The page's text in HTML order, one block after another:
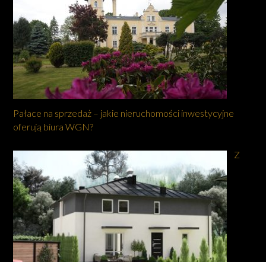
Pałace na sprzedaż – jakie nieruchomości inwestycyjne
oferują biura WGN?
Z